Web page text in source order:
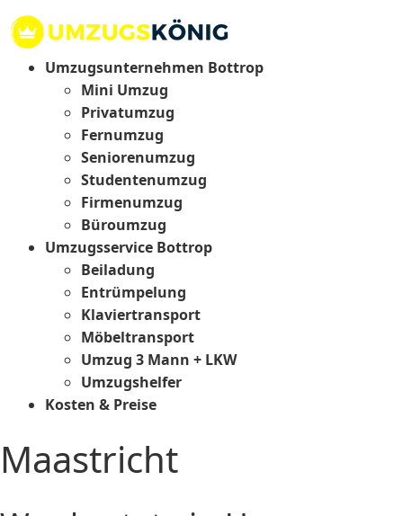
Umzugsunternehmen Bottrop
Mini Umzug
Privatumzug
Fernumzug
Seniorenumzug
Studentenumzug
Firmenumzug
Büroumzug
Umzugsservice Bottrop
Beiladung
Entrümpelung
Klaviertransport
Möbeltransport
Umzug 3 Mann + LKW
Umzugshelfer
Kosten & Preise
Maastricht